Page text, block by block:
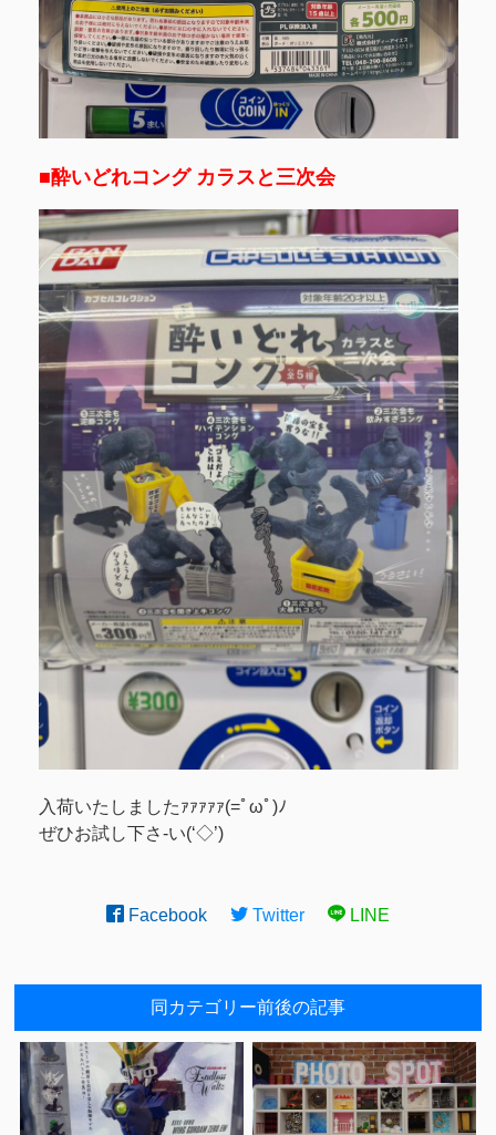
■酔いどれコング カラスと三次会
入荷いたしましたｧｧｧｧｧ(=ﾟωﾟ)ﾉ
ぜひお試し下さ-い(‘◇’)ゞ
Facebook Twitter LINE
同カテゴリー前後の記事